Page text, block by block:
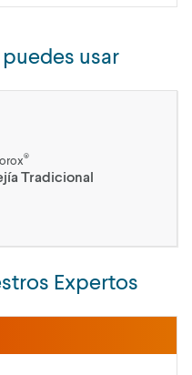
usar
®
Tradicional
Expertos